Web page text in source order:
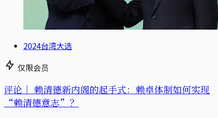
2024台湾大选
仅限会员
评论｜ 赖清德新内阁的起手式：赖卓体制如何实现
“赖清德意志”？